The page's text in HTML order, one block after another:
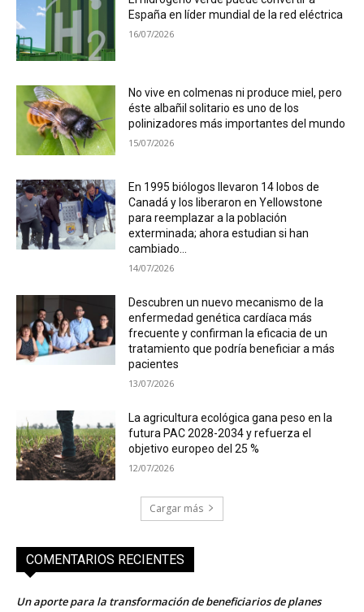
España en líder mundial de la red eléctrica
16/07/2026
No vive en colmenas ni produce miel, pero
éste albañil solitario es uno de los
polinizadores más importantes del mundo
15/07/2026
En 1995 biólogos llevaron 14 lobos de
Canadá y los liberaron en Yellowstone
para reemplazar a la población
exterminada; ahora estudian si han
cambiado...
14/07/2026
Descubren un nuevo mecanismo de la
enfermedad genética cardíaca más
frecuente y confirman la eficacia de un
tratamiento que podría beneficiar a más
pacientes
13/07/2026
La agricultura ecológica gana peso en la
futura PAC 2028-2034 y refuerza el
objetivo europeo del 25 %
12/07/2026
Cargar más
COMENTARIOS RECIENTES
Un aporte para la transformación de beneficiarios de planes